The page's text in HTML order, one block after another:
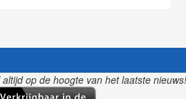
op de hoogte van het laatste nieuws!